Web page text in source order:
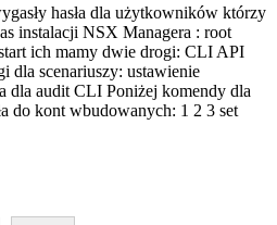
hasła dla użytkowników którzy
instalacji NSX Managera : root
ich mamy dwie drogi: CLI API
dla scenariuszy: ustawienie
dla audit CLI Poniżej komendy dla
do kont wbudowanych: 1 2 3 set